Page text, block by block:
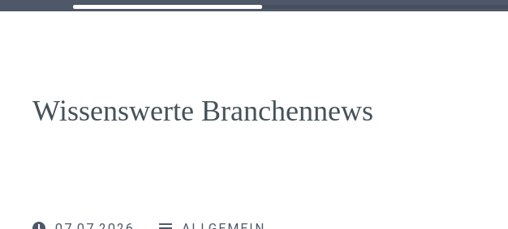
Wissenswerte Branchennews